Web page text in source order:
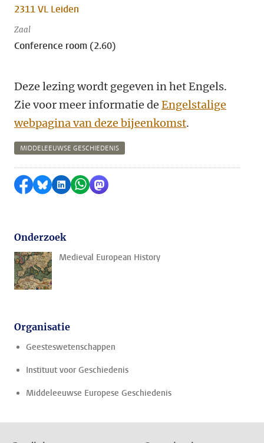
2311 VL Leiden
Zaal
Conference room (2.60)
Deze lezing wordt gegeven in het Engels.
Zie voor meer informatie de Engelstalige
webpagina van deze bijeenkomst.
MIDDELEEUWSE GESCHIEDENIS
Delen op Facebook
Delen via Bluesky
Delen op LinkedIn
Delen via WhatsApp
Delen via Mastodon
Onderzoek
Medieval European History
Organisatie
Geesteswetenschappen
Instituut voor Geschiedenis
Middeleeuwse Europese Geschiedenis